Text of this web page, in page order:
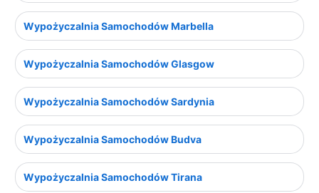
Wypożyczalnia Samochodów Marbella
Wypożyczalnia Samochodów Glasgow
Wypożyczalnia Samochodów Sardynia
Wypożyczalnia Samochodów Budva
Wypożyczalnia Samochodów Tirana